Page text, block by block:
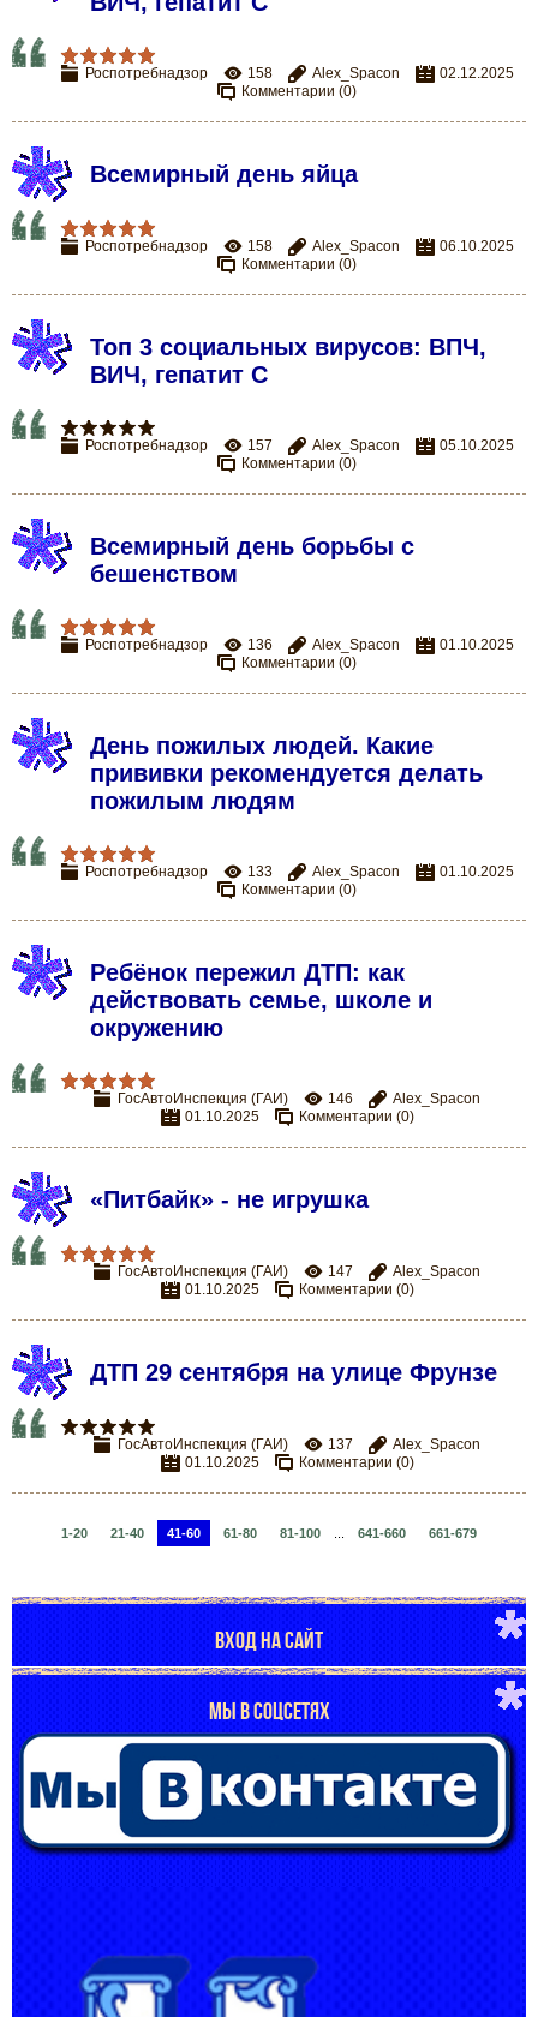
Роспотребнадзор 158 Alex_Spacon
02.12.2025
Комментарии (0)
Всемирный день яйца
Роспотребнадзор 158 Alex_Spacon
06.10.2025
Комментарии (0)
Топ 3 социальных вирусов: ВПЧ,
ВИЧ, гепатит С
Роспотребнадзор 157 Alex_Spacon
05.10.2025
Комментарии (0)
Всемирный день борьбы с
бешенством
Роспотребнадзор 136 Alex_Spacon
01.10.2025
Комментарии (0)
День пожилых людей. Какие
прививки рекомендуется делать
пожилым людям
Роспотребнадзор 133 Alex_Spacon
01.10.2025
Комментарии (0)
Ребёнок пережил ДТП: как
действовать семье, школе и
окружению
ГосАвтоИнспекция (ГАИ) 146
Alex_Spacon
01.10.2025
Комментарии (0)
«Питбайк» - не игрушка
ГосАвтоИнспекция (ГАИ) 147
Alex_Spacon
01.10.2025
Комментарии (0)
ДТП 29 сентября на улице Фрунзе
ГосАвтоИнспекция (ГАИ) 137
Alex_Spacon
01.10.2025
Комментарии (0)
1-20 21-40 41-60 61-80 81-100 641-660 661-679
ВХОД НА САЙТ
МЫ В СОЦСЕТЯХ